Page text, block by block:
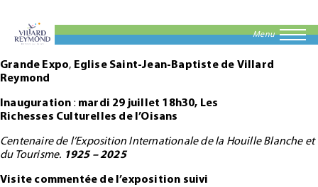
Menu
Grande Expo, Eglise Saint-Jean-Baptiste de Villard
Reymond
Inauguration : mardi 29 juillet 18h30, Les
Richesses Culturelles de l’Oisans
Centenaire de l’Exposition Internationale de la Houille Blanche et
du Tourisme. 1925 – 2025
Visite commentée de l’exposition suivi